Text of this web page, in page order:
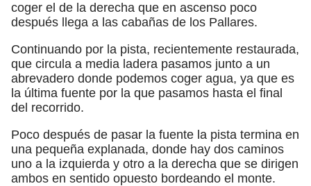
coger el de la derecha que en ascenso poco
después llega a las cabañas de los Pallares.
Continuando por la pista, recientemente restaurada,
que circula a media ladera pasamos junto a un
abrevadero donde podemos coger agua, ya que es
la última fuente por la que pasamos hasta el final
del recorrido.
Poco después de pasar la fuente la pista termina en
una pequeña explanada, donde hay dos caminos
uno a la izquierda y otro a la derecha que se dirigen
ambos en sentido opuesto bordeando el monte.